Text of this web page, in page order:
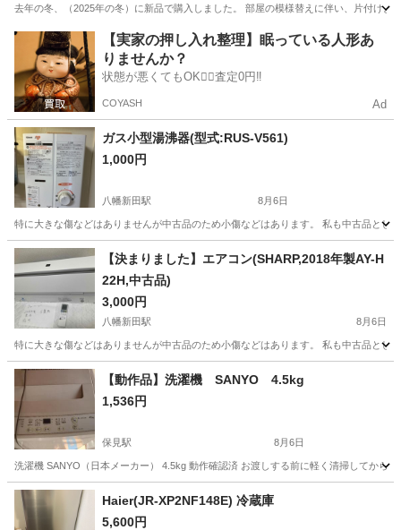
去年の冬、（2025年の冬）に新品で購入しました。 部屋の模様替えに伴い、片付け
愛知 名古屋市 金山駅 生活家電 天板
【実家の押し入れ整理】眠っている人形あ
りませんか？
状態が悪くてもOK🙆‍♀️査定0円‼️
COYASH Ad
ガス小型湯沸器(型式:RUS-V561)
1,000円
八幡新田駅 8月6日
特に大きな傷などはありませんが中古品のため小傷などはあります。 私も中古品と
愛知 大府市 八幡新田駅 生活家電
【決まりました】エアコン(SHARP,2018年製AY-H
22H,中古品)
3,000円
八幡新田駅 8月6日
特に大きな傷などはありませんが中古品のため小傷などはあります。 私も中古品と
愛知 東海市 八幡新田駅 季節、空調家電
【動作品】洗濯機 SANYO 4.5kg
1,536円
保見駅 8月6日
洗濯機 SANYO（日本メーカー） 4.5kg 動作確認済 お渡しする前に軽く清掃してから
愛知 豊田市 SANYO
Haier(JR-XP2NF148E) 冷蔵庫
5,600円